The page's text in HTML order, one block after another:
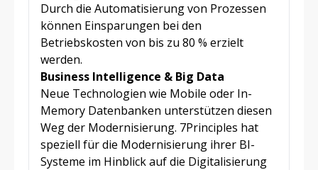
Durch die Automatisierung von Prozessen
können Einsparungen bei den
Betriebskosten von bis zu 80 % erzielt
werden.
Business Intelligence & Big Data
Neue Technologien wie Mobile oder In-
Memory Datenbanken unterstützen diesen
Weg der Modernisierung. 7Principles hat
speziell für die Modernisierung ihrer BI-
Systeme im Hinblick auf die Digitalisierung